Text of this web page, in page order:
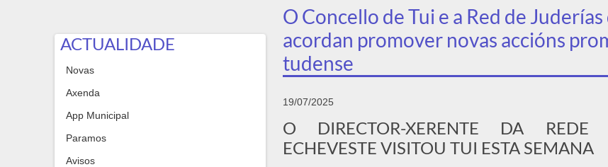
ACTUALIDADE
Novas
Axenda
App Municipal
Paramos
Avisos
O Concello de Tui e a Red de
acordan promover novas accións
tudense
19/07/2025
O DIRECTOR-XERENTE DA REDE
ECHEVESTE VISITOU TUI ESTA SEMANA